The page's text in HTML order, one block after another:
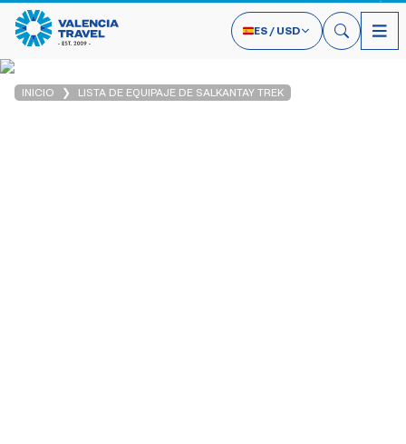
ES / USD
INICIO LISTA DE EQUIPAJE DE SALKANTAY TREK